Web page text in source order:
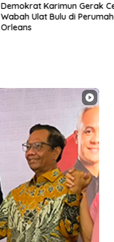
Demokrat Karimun Gerak
Wabah Ulat Bulu di
Orleans